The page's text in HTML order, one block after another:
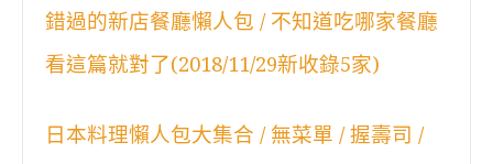
錯過的新店餐廳懶人包 / 不知道吃哪家餐廳
看這篇就對了(2018/11/29新收錄5家)
日本料理懶人包大集合 / 無菜單 / 握壽司 /